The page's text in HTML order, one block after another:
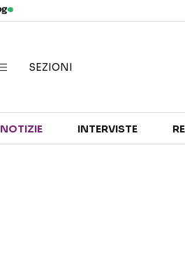
SEZIONI
NOTIZIE INTERVISTE